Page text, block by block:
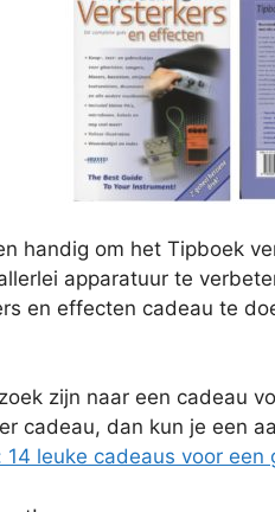
handig om het Tipboek
apparatuur te
en effecten cadeau te
zijn naar een cadeau
cadeau, dan kun je een
14 leuke cadeaus voor een